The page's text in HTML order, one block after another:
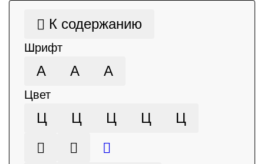
К содержанию
Шрифт
А А А
Цвет
Ц Ц Ц Ц Ц